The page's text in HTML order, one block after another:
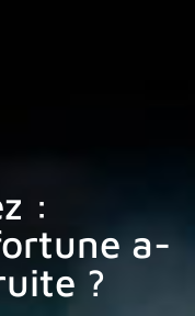
:
a-
?